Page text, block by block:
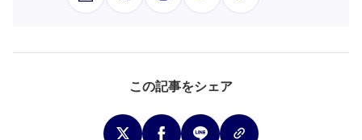
この記事をシェア